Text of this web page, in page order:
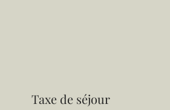
Taxe de séjour